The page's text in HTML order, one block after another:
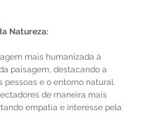
Natureza:
mais humanizada à
paisagem, destacando a
pessoas e o entorno natural.
de maneira mais
empatia e interesse pela